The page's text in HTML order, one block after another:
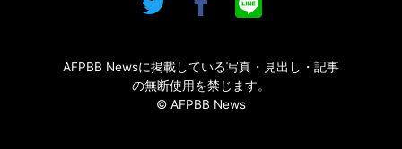
AFPBB Newsに掲載している写真・見出し・記事
の無断使用を禁じます。
© AFPBB News